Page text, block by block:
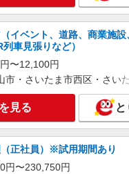
時給1,400円以上 平日
祝日 時給1,400円以上
時給に戻ります。詳細はご
い。
長野県長野市三輪9-43-
三輪店内
ープ
通り店
すき家の店舗スタッフ（
ど）
時給1,150円 ※22:00〜
イベント、道路、商業施設
車見張りなど）
〜12,100円
市・さいたま市西区・さい
見る
正社員）※試用期間あり
円〜230,750円